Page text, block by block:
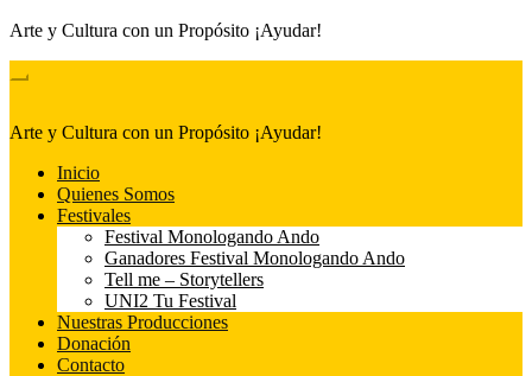
Arte y Cultura con un Propósito ¡Ayudar!
Arte y Cultura con un Propósito ¡Ayudar!
Inicio
Quienes Somos
Festivales
Festival Monologando Ando
Ganadores Festival Monologando Ando
Tell me – Storytellers
UNI2 Tu Festival
Nuestras Producciones
Donación
Contacto